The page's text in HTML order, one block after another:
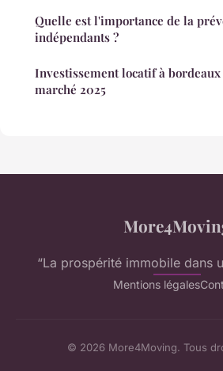
Quelle est l'importance de la
indépendants ?
Investissement locatif à
marché 2025
“La prospérité immobile dans
Mentions légales
© 2026 More4Moving. Tous